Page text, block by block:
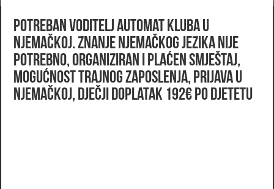
Potreban voditelj automat kluba u
Njemačkoj. Znanje njemačkog jezika nije
potrebno, organiziran i plaćen smještaj,
mogućnost trajnog zaposlenja, prijava u
Njemačkoj, dječji doplatak 192€ po djetetu